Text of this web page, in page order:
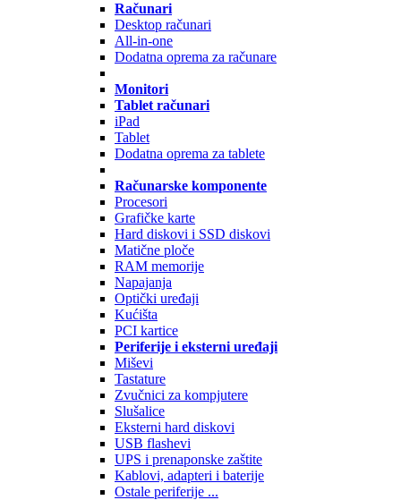
Računari
Desktop računari
All-in-one
Dodatna oprema za računare
Monitori
Tablet računari
iPad
Tablet
Dodatna oprema za tablete
Računarske komponente
Procesori
Grafičke karte
Hard diskovi i SSD diskovi
Matične ploče
RAM memorije
Napajanja
Optički uređaji
Kućišta
PCI kartice
Periferije i eksterni uređaji
Miševi
Tastature
Zvučnici za kompjutere
Slušalice
Eksterni hard diskovi
USB flashevi
UPS i prenaponske zaštite
Kablovi, adapteri i baterije
Ostale periferije ...